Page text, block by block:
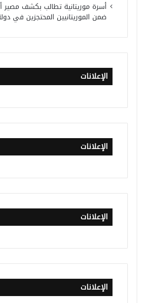
أسرة موريتانية تطالب بكشف مصير
ضمن الموريتانيين المحتجزين في
الإعلانات
الإعلانات
الإعلانات
الإعلانات